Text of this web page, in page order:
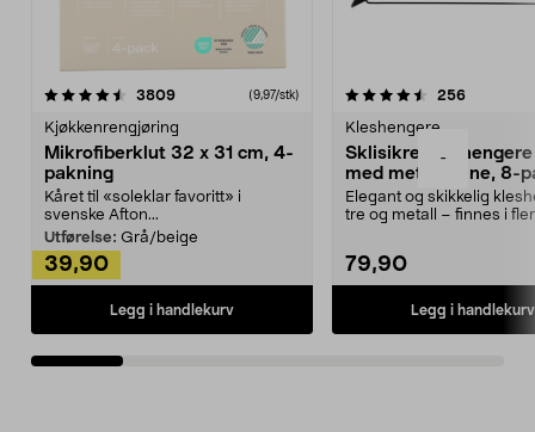
-
3809anmeldelser(9,97/stk)
Kjøkkenrengjøring
Mikrofiberklut 32 x 31 cm, 4-
pakning
Kåret til «soleklar favoritt» i
svenske Afton...
Utførelse: Grå/beige
39,90
Legg i handlekurv
4.5av 5 stjerner 256
Kleshengere
Sklisikre
med metallpinne, 8-
Elegant og skikkelig
tre og metall – finnes i
79,90
Legg i handlekurv
4.5av 5 stjerner